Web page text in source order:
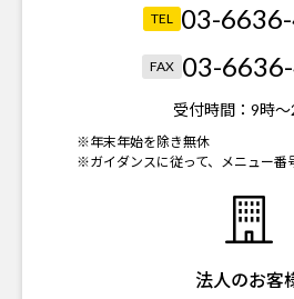
TEL 03-
FAX 03-
受付時間： 9時
※年末年始を除き無休
※ガイダンスに従って、メニュー番
法人のお客